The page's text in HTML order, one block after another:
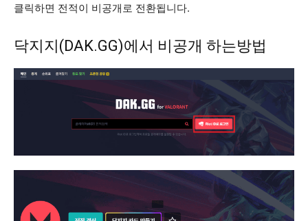
클릭하면 전적이 비공개로 전환됩니다.
닥지지(DAK.GG)에서 비공개 하는방법